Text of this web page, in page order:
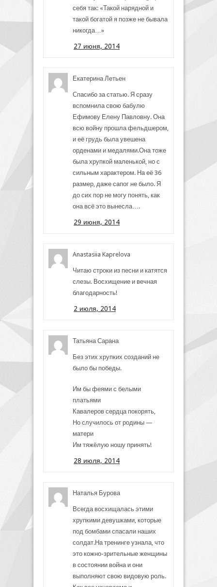
себя так: «Такой нарядной и
такой богатой я позже не бывала
никогда…»
27 июня, 2014
Екатерина Летьен
Спасибо за статью. Я сразу
вспомнила свою бабулю
Ефимову Елену Павловну. Она
всю войну прошла фельдшером,
и её грудь была увешена
орденами и медалями.Она тоже
была хрупкой маленькой, но с
сильным характером. На её 36
размер, даже сапог не было. Я
до сих пор не могу понять, как
она всё это вынесла….
29 июня, 2014
Anastasiia Kaprelova
Читаю строки из песни и катятся
слезы. Восхищение и вечная
благодарность!
2 июля, 2014
Татьяна Сарана
Без этих хрупких созданий не
было бы победы.
Им бы феями с белыми
платьями
Кавалеров сердца покорять,
Но случилось от родины —
матери
Им тяжёлую ношу принять!
28 июля, 2014
Наталья Бурова
Всегда восхищалась этими
хрупкими девушками, которые
под бомбами спасали наших
солдат.На тренинге узнала, что
это кожно-зрительные женщины
в состоянии война и они
выполняют свою видовую роль.